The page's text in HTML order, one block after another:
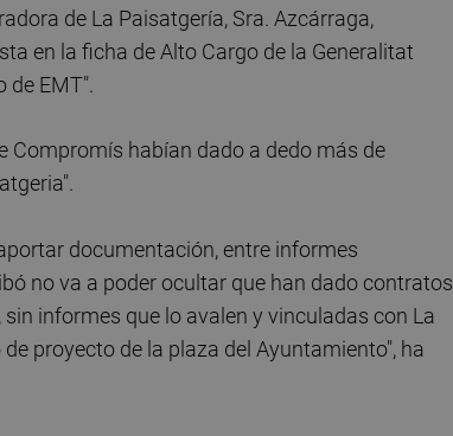
de La Paisatgería, Sra. Azcárraga,
en la ficha de Alto Cargo de la Generalitat
de EMT".
Compromís habían dado a dedo más de
documentación, entre informes
no va a poder ocultar que han dado contratos
informes que lo avalen y vinculadas con La
proyecto de la plaza del Ayuntamiento", ha